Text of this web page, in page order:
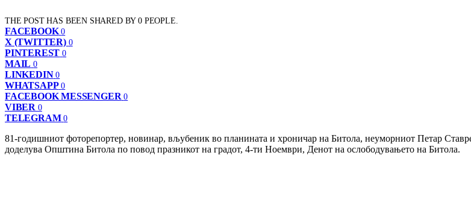
THE POST HAS BEEN SHARED BY0 PEOPLE.
FACEBOOK 0
X (TWITTER) 0
PINTEREST 0
MAIL 0
LINKEDIN 0
WHATSAPP 0
FACEBOOK MESSENGER 0
VIBER 0
TELEGRAM 0
81-годишниот фоторепортер, новинар, вљубеник во планината и хроничар на Битола, неуморниот Петар
доделува Општина Битола по повод празникот на градот, 4-ти Ноември, Денот на ослободувањето на Битола.